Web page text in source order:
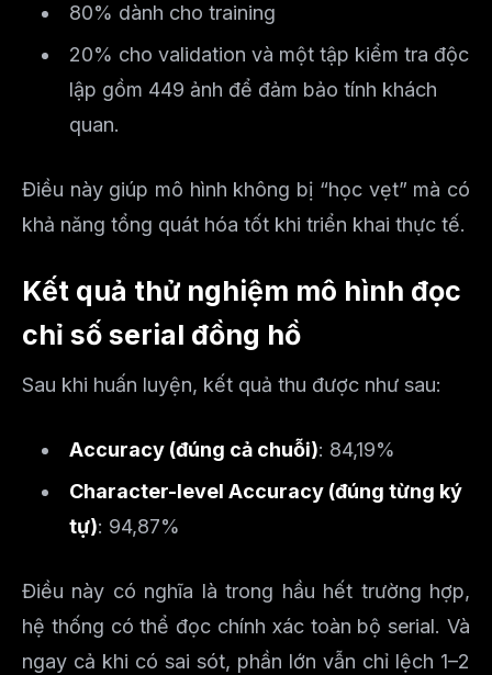
80% dành cho training
20% cho validation và một tập kiểm tra độc
lập gồm 449 ảnh để đảm bảo tính khách
quan.
Điều này giúp mô hình không bị “học vẹt” mà có
khả năng tổng quát hóa tốt khi triển khai thực tế.
Kết quả thử nghiệm mô hình đọc
chỉ số serial đồng hồ
Sau khi huấn luyện, kết quả thu được như sau:
Accuracy (đúng cả chuỗi): 84,19%
Character-level Accuracy (đúng từng ký
tự): 94,87%
Điều này có nghĩa là trong hầu hết trường hợp,
hệ thống có thể đọc chính xác toàn bộ serial. Và
ngay cả khi có sai sót, phần lớn vẫn chỉ lệch 1–2